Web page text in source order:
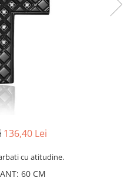
136,40 Lei
cu atitudine.
: 60 CM